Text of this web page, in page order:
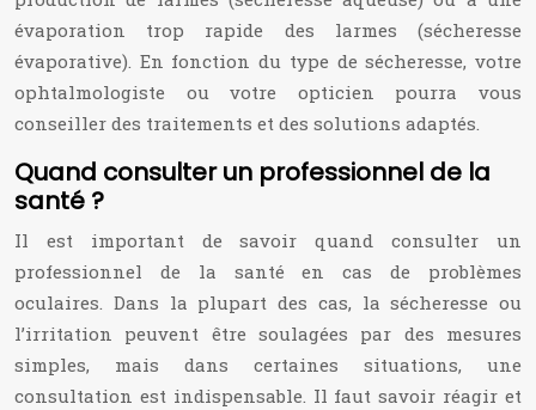
évaporation trop rapide des larmes (sécheresse
évaporative). En fonction du type de sécheresse, votre
ophtalmologiste ou votre opticien pourra vous
conseiller des traitements et des solutions adaptés.
Quand consulter un professionnel de la
santé ?
Il est important de savoir quand consulter un
professionnel de la santé en cas de problèmes
oculaires. Dans la plupart des cas, la sécheresse ou
l’irritation peuvent être soulagées par des mesures
simples, mais dans certaines situations, une
consultation est indispensable. Il faut savoir réagir et